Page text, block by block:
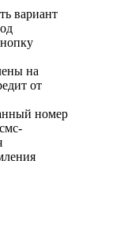
вариант
на
от
номер